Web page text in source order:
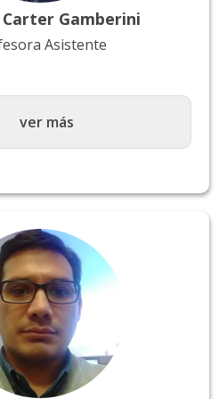
Gamberini
Asistente
ver más
en Medio Ambiente
de Santiago de
(PhD –
Gent, Bélgica /
a la Escuela de
Pública,
Chile /
Escuela de
Pública,